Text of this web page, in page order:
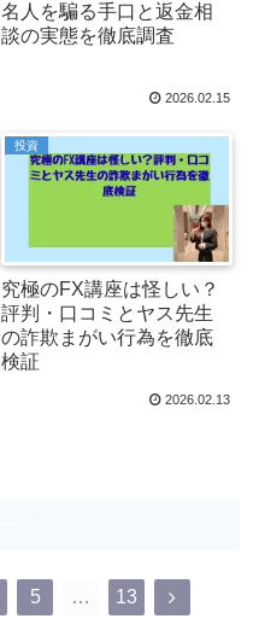
名人を騙る手口と返金相
談の実態を徹底調査
2026.02.15
投資
究極のFX講座は怪しい？
評判・口コミとヤス先生
の詐欺まがい行為を徹底
検証
2026.02.13
5 … 13